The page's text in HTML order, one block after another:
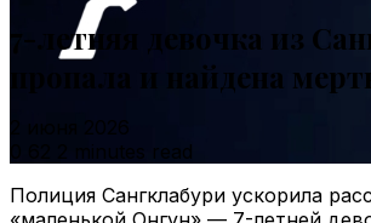
7-летняя девочка из
пропала и найдена
2 июня 2026
2 minutes read
Полиция Сангклабури ускорила